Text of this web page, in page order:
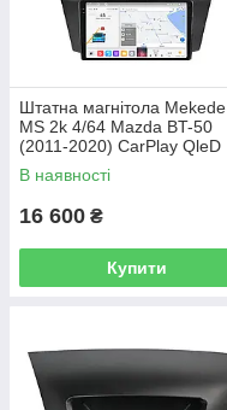
Штатна магнітола Mekede
MS 2k 4/64 Mazda BT-50
(2011-2020) CarPlay QleD
В наявності
16 600 ₴
Купити